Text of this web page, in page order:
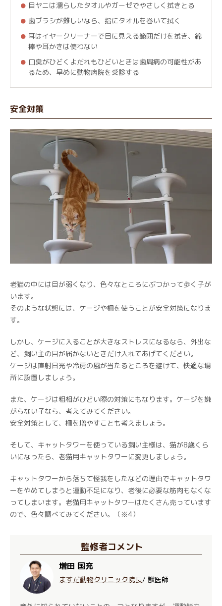
目ヤニは濡らしたタオルやガーゼでやさしく拭きとる
歯ブラシが難しいなら、指にタオルを巻いて拭く
耳はイヤークリーナーで目に見える範囲だけを拭き、綿
棒や耳かきは使わない
口臭がひどくよだれもひどいときは歯周病の可能性があ
るため、早めに動物病院を受診する
安全対策
老猫の中には目が弱くなり、色々なところにぶつかって歩く子が
います。
そのような状態には、ケージや柵を使うことが安全対策になりま
す。
しかし、ケージに入ることが大きなストレスになるなら、外出な
ど、飼い主の目が届かないときだけ入れてあげてください。
ケージは直射日光や冷房の風が当たるところを避けて、快適な場
所に設置しましょう。
また、ケージは粗相がひどい際の対策にもなります。ケージを嫌
がらない子なら、考えてみてください。
安全対策として、柵を増やすことも考えましょう。
そして、キャットタワーを使っている飼い主様は、猫が8歳くら
いになったら、老猫用キャットタワーに変更しましょう。
キャットタワーから落ちて怪我をしたなどの理由でキャットタワ
ーをやめてしまうと運動不足になり、老後に必要な筋肉もなくな
ってしまいます。老猫用キャットタワーはたくさん売っています
ので、色々調べてみてください。（※4）
監修者コメント
増田 国充
ますだ動物クリニック院長/ 獣医師